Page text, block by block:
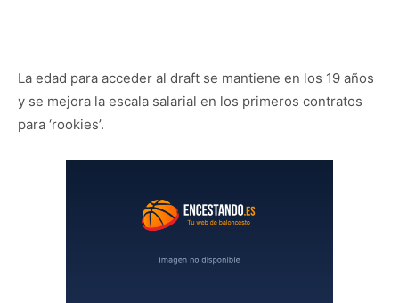
La edad para acceder al draft se mantiene en los 19 años
y se mejora la escala salarial en los primeros contratos
para ‘rookies’.